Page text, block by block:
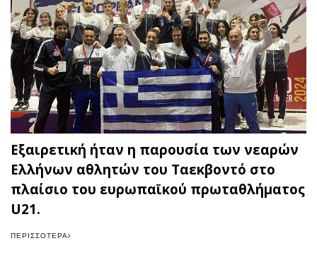
Εξαιρετική ήταν η παρουσία των νεαρών
Ελλήνων αθλητών του Ταεκβοντό στο
πλαίσιο του ευρωπαϊκού πρωταθλήματος
U21.
ΠΕΡΙΣΣΌΤΕΡΑ